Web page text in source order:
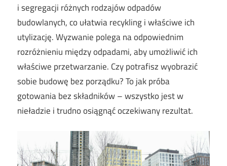
i segregacji różnych rodzajów odpadów
budowlanych, co ułatwia recykling i właściwe ich
utylizację. Wyzwanie polega na odpowiednim
rozróżnieniu między odpadami, aby umożliwić ich
właściwe przetwarzanie. Czy potrafisz wyobrazić
sobie budowę bez porządku? To jak próba
gotowania bez składników – wszystko jest w
nieładzie i trudno osiągnąć oczekiwany rezultat.